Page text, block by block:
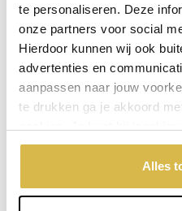
te personaliseren. Deze
onze partners voor social
Hierdoor kunnen wij ook
advertenties en
aanpassen naar jouw
te drukken ga je akkoord
aangeven welke cookies
'weigeren' worden alleen de
geplaatst. Bekijk onze
Alles
Waarom BRONS ?
Echt brons heeft een
Op voorraad (levertijd 3
De aangegeven prijs is incl.